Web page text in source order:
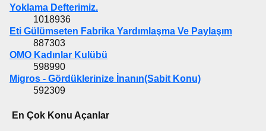
Yoklama Defterimiz.
1018936
Eti Gülümseten Fabrika Yardımlaşma Ve Paylaşım
887303
OMO Kadınlar Kulübü
598990
Migros - Gördüklerinize İnanın(Sabit Konu)
592309
En Çok Konu Açanlar